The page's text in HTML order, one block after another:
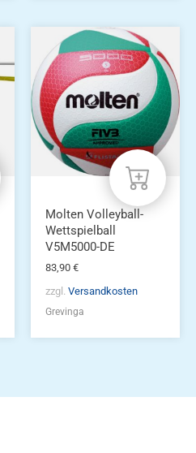
Molten Volleyball-
Wettspielball
V5M5000-DE
83,90 €
zzgl. Versandkosten
Grevinga